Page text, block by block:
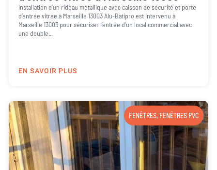
Installation d’un rideau métallique avec caisson de sécurité et porte
d’entrée vitrée à Marseille 13003 Alu-Batipro est intervenu à
Marseille 13003 pour sécuriser l’entrée d’un local commercial avec
une double...
EN SAVOIR PLUS
FENÊTRES, FENÊTRES PVC